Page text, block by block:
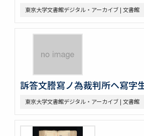
東京大学文書館デジタル・アーカイブ | 文書館
訴答文謄寫ノ為裁判所ヘ寫字
東京大学文書館デジタル・アーカイブ | 文書館